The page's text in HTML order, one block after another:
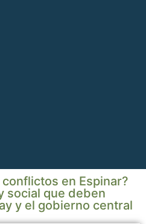
en Espinar?
social que deben
y el gobierno central